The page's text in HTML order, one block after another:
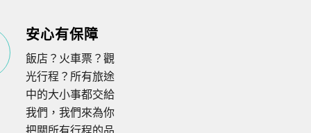
安心有保障
飯店？火車票？觀
光行程？所有旅途
中的大小事都交給
我們，我們來為你
把關所有行程的品